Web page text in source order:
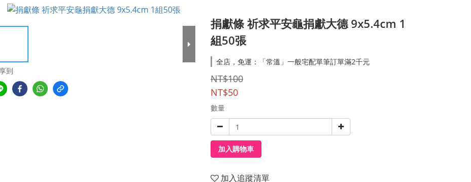
到
捐獻條 祈求平安龜捐獻大德 9x5.4cm 1
組50張
全店，免運：「常溫」一般宅配單筆訂單滿2千元
NT$100
NT$50
數量
加入購物車
加入追蹤清單